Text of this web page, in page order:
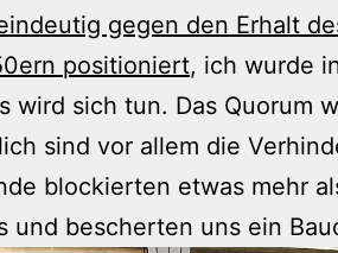
gegen den Erhalt
positioniert, ich wurde
wird sich tun. Das Quorum
sind vor allem die
blockierten etwas mehr
und bescherten uns ein